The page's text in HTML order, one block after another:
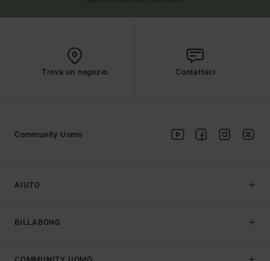
Trova un negozio Contattaci
AIUTO
BILLABONG
Community Uomo